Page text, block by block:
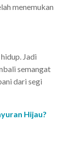
menemukan
Jadi
semangat
dari segi
Hijau?